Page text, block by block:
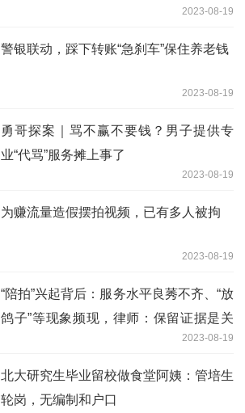
2023-08-19
警银联动，踩下转账“急刹车”保住养老钱
2023-08-19
勇哥探案｜骂不赢不要钱？男子提供专
业“代骂”服务摊上事了
2023-08-19
为赚流量造假摆拍视频，已有多人被拘
2023-08-19
“陪拍”兴起背后：服务水平良莠不齐、“放
鸽子”等现象频现，律师：保留证据是关
2023-08-19
北大研究生毕业留校做食堂阿姨：管培生
轮岗，无编制和户口